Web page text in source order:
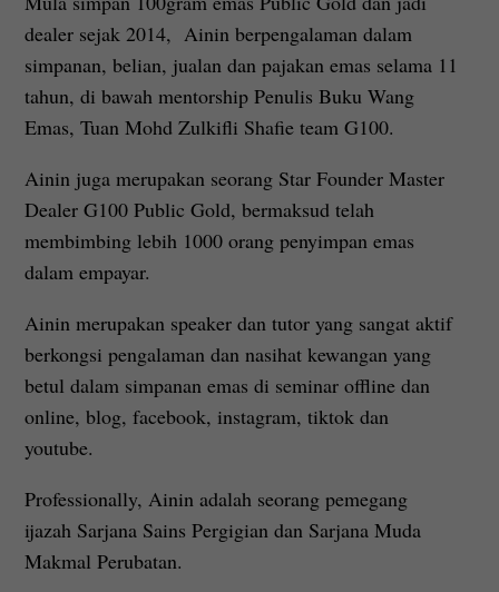
dealer sejak 2014, Ainin berpengalaman dalam
simpanan, belian, jualan dan pajakan emas selama 11
tahun, di bawah mentorship Penulis Buku Wang
Emas, Tuan Mohd Zulkifli Shafie team G100.
Ainin juga merupakan seorang Star Founder Master
Dealer G100 Public Gold, bermaksud telah
membimbing lebih 1000 orang penyimpan emas
dalam empayar.
Ainin merupakan speaker dan tutor yang sangat aktif
berkongsi pengalaman dan nasihat kewangan yang
betul dalam simpanan emas di seminar offline dan
online, blog, facebook, instagram, tiktok dan
youtube.
Professionally, Ainin adalah seorang pemegang
ijazah Sarjana Sains Pergigian dan Sarjana Muda
Makmal Perubatan.